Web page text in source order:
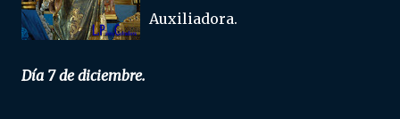
Auxiliadora.
Día 7 de diciembre.